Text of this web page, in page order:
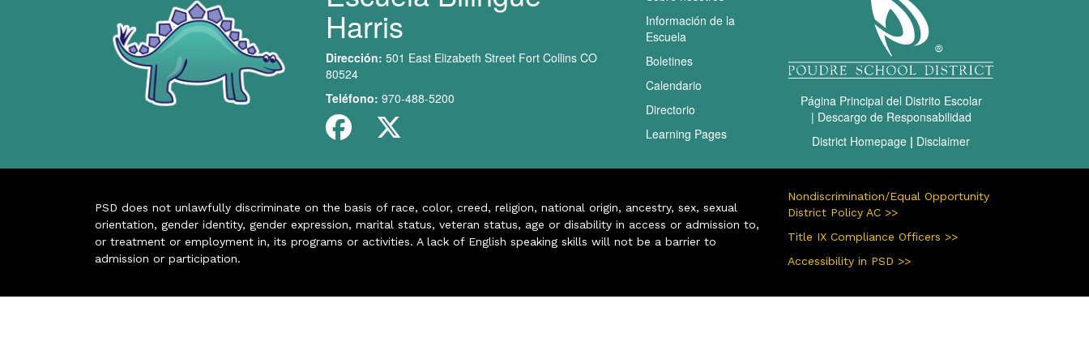
Harris
Dirección: 501 East Elizabeth Street Fort Collins CO
80524
Teléfono: 970-488-5200
Información de la
Escuela
Boletines
Calendario
Directorio
Learning Pages
Página Principal del Distrito Escolar
| Descargo de Responsabilidad
District Homepage | Disclaimer
PSD does not unlawfully discriminate on the basis of race, color, creed, religion, national origin, ancestry, sex, sexual
orientation, gender identity, gender expression, marital status, veteran status, age or disability in access or admission to,
or treatment or employment in, its programs or activities. A lack of English speaking skills will not be a barrier to
admission or participation.
Nondiscrimination/Equal Opportunity
District Policy AC >>
Title IX Compliance Officers >>
Accessibility in PSD >>